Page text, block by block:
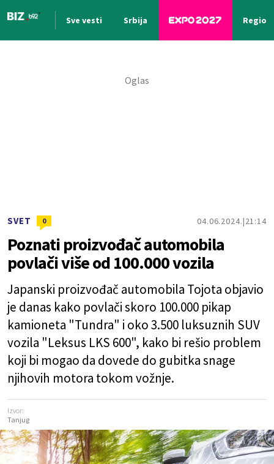
Sve vesti Srbija Region
SVET 0 04.06.2024. 21:14
Poznati proizvođač automobila
povlači više od 100.000 vozila
Japanski proizvođač automobila Tojota objavio
je danas kako povlači skoro 100.000 pikap
kamioneta "Tundra" i oko 3.500 luksuznih SUV
vozila "Leksus LKS 600", kako bi rešio problem
koji bi mogao da dovede do gubitka snage
njihovih motora tokom vožnje.
Izvor:
Tanjug